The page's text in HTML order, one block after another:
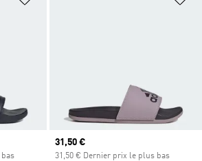
Prix actuel
31,50 €
31,50 € Dernier prix le plus bas